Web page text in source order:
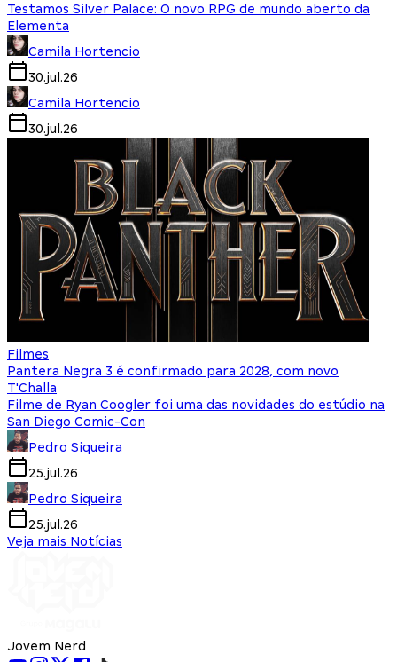
Testamos Silver Palace: O novo RPG de mundo aberto da
Elementa
Camila Hortencio
30.jul.26
Camila Hortencio
30.jul.26
Filmes
Pantera Negra 3 é confirmado para 2028, com novo
T'Challa
Filme de Ryan Coogler foi uma das novidades do estúdio na
San Diego Comic-Con
Pedro Siqueira
25.jul.26
Pedro Siqueira
25.jul.26
Veja mais Notícias
Jovem Nerd